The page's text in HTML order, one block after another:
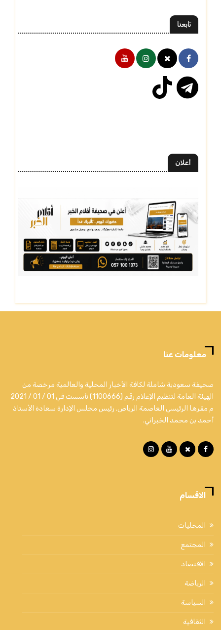
تابعنا
أعلان
معلومات عنا
صحيفة سعودية شاملة لكافة الأخبار المحلية والعالمية مرخصة من
الهيئة العامة لتنظيم الإعلام رقم (1100666) تأسست في 01 / 01 / 2021
م مقرها الرئيسي العاصمة الرياض. رئيس مجلس الإدارة سعادة الأستاذ
أحمد بن محمد الخبراني.
الاقسام
المحليات
المجتمع
الاقتصاد
الرياضة
السياسة
الثقافية